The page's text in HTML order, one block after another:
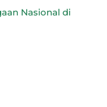
Nasional di